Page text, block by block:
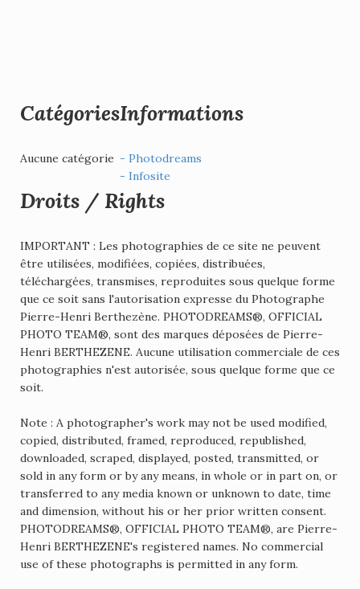
Catégories
Aucune catégorie
Informations
- Photodreams
- Infosite
Droits / Rights
IMPORTANT : Les photographies de ce site ne peuvent
être utilisées, modifiées, copiées, distribuées,
téléchargées, transmises, reproduites sous quelque forme
que ce soit sans l'autorisation expresse du Photographe
Pierre-Henri Berthezène. PHOTODREAMS®, OFFICIAL
PHOTO TEAM®, sont des marques déposées de Pierre-
Henri BERTHEZENE. Aucune utilisation commerciale de ces
photographies n'est autorisée, sous quelque forme que ce
soit.
Note : A photographer's work may not be used modified,
copied, distributed, framed, reproduced, republished,
downloaded, scraped, displayed, posted, transmitted, or
sold in any form or by any means, in whole or in part on, or
transferred to any media known or unknown to date, time
and dimension, without his or her prior written consent.
PHOTODREAMS®, OFFICIAL PHOTO TEAM®, are Pierre-
Henri BERTHEZENE's registered names. No commercial
use of these photographs is permitted in any form.